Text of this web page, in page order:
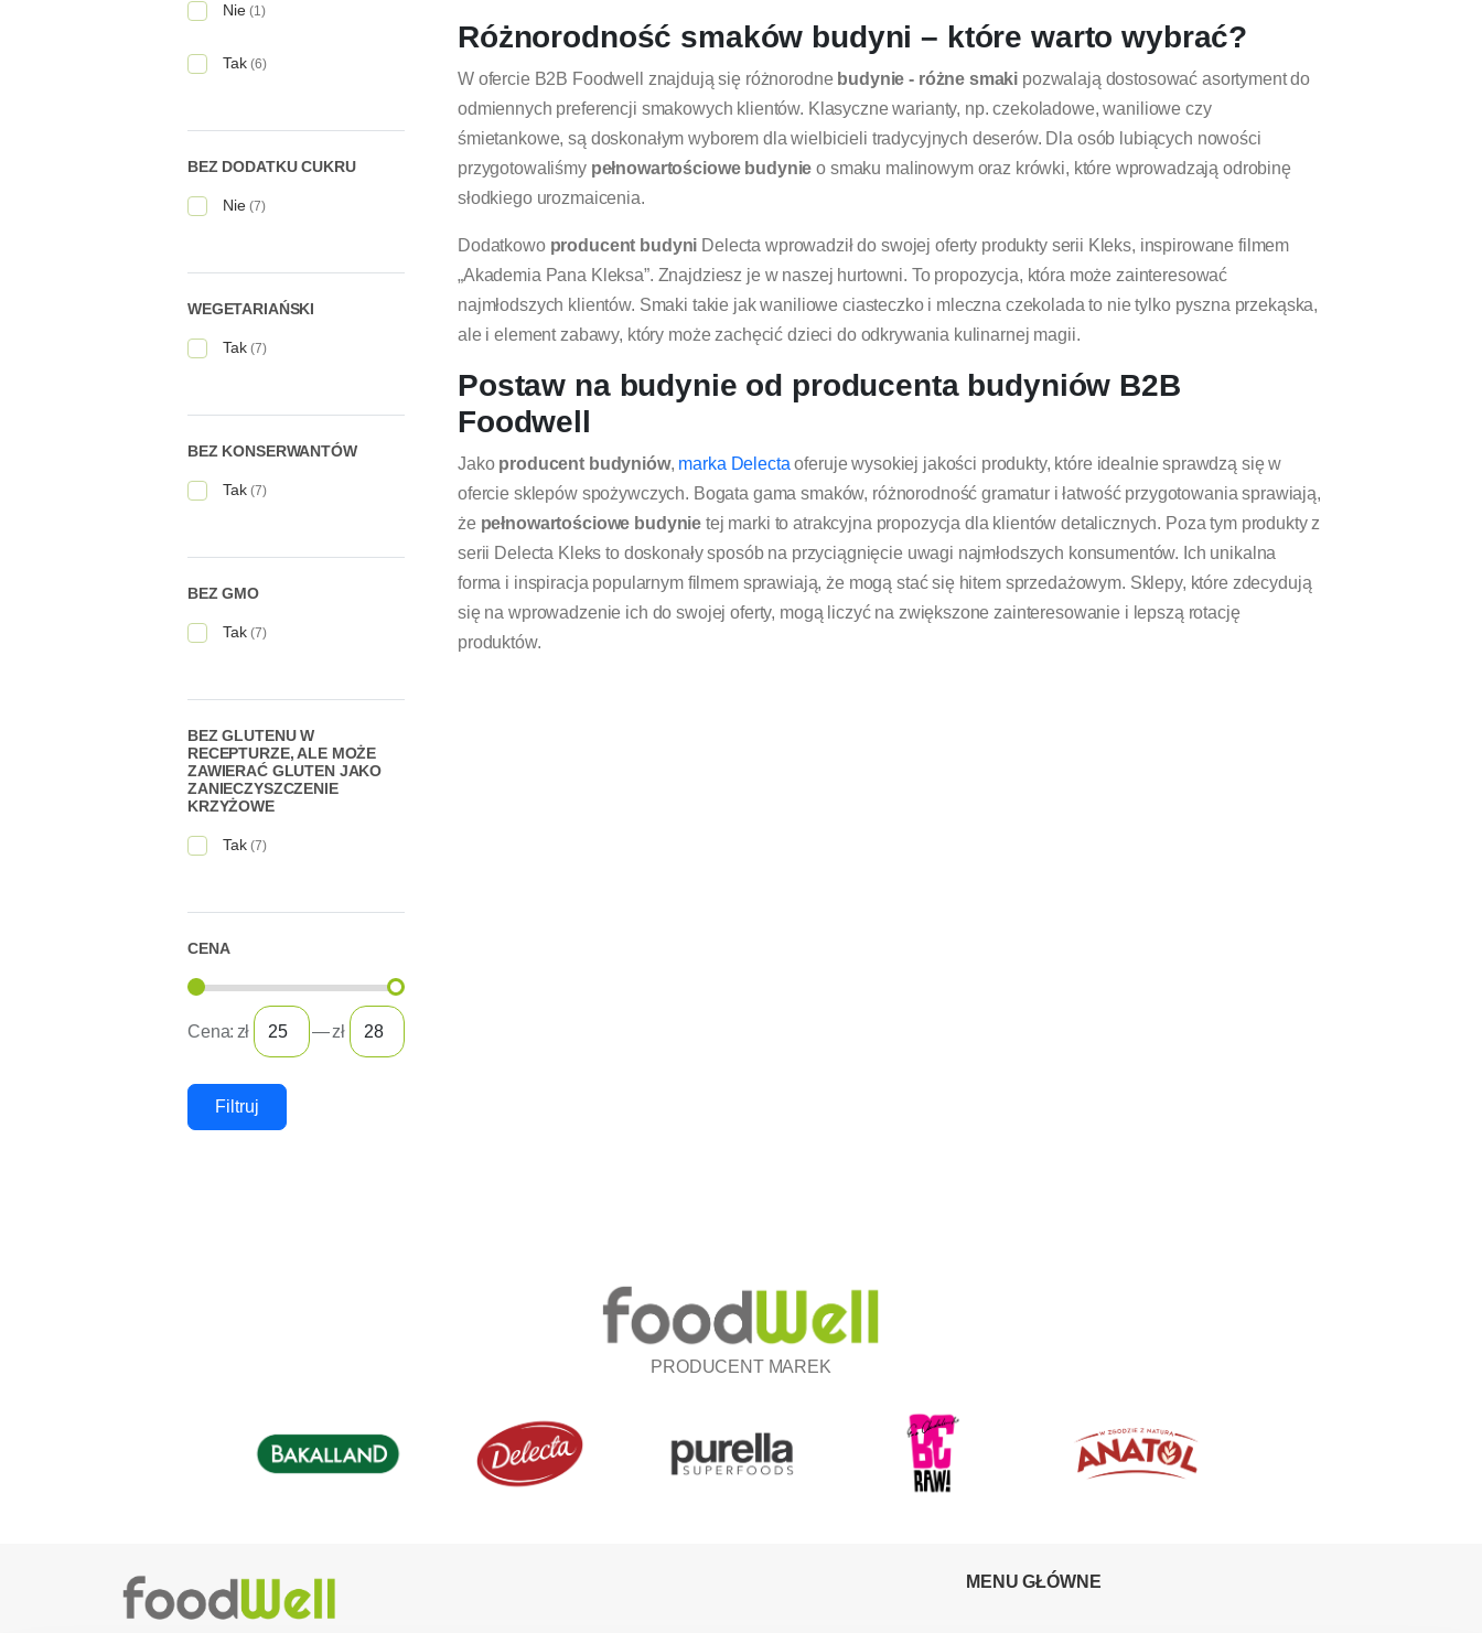
Nie(1)
Tak(6)
BEZ DODATKU CUKRU
Nie(7)
WEGETARIAŃSKI
Tak(7)
BEZ KONSERWANTÓW
Tak(7)
BEZ GMO
Tak(7)
BEZ GLUTENU W
RECEPTURZE, ALE MOŻE
ZAWIERAĆ GLUTEN JAKO
ZANIECZYSZCZENIE
KRZYŻOWE
Tak(7)
CENA
Cena: zł —zł
Filtruj
Różnorodność smaków budyni – które warto wybrać?
W ofercie B2B Foodwell znajdują się różnorodne budynie - różne smaki pozwalają dostosować asortyment do
odmiennych preferencji smakowych klientów. Klasyczne warianty, np. czekoladowe, waniliowe czy
śmietankowe, są doskonałym wyborem dla wielbicieli tradycyjnych deserów. Dla osób lubiących nowości
przygotowaliśmy pełnowartościowe budynieo smaku malinowym oraz krówki, które wprowadzają odrobinę
słodkiego urozmaicenia.
Dodatkowo producent budyni Delecta wprowadził do swojej oferty produkty serii Kleks, inspirowane filmem
„Akademia Pana Kleksa”. Znajdziesz je w naszej hurtowni. To propozycja, która może zainteresować
najmłodszych klientów. Smaki takie jak waniliowe ciasteczko i mleczna czekolada to nie tylko pyszna przekąska,
ale i element zabawy, który może zachęcić dzieci do odkrywania kulinarnej magii.
Postaw na budynie od producenta budyniów B2B
Foodwell
Jako producent budyniów, marka Delecta oferuje wysokiej jakości produkty, które idealnie sprawdzą się w
ofercie sklepów spożywczych. Bogata gama smaków, różnorodność gramatur i łatwość przygotowania sprawiają,
że pełnowartościowe budynie tej marki to atrakcyjna propozycja dla klientów detalicznych. Poza tym produkty z
serii Delecta Kleks to doskonały sposób na przyciągnięcie uwagi najmłodszych konsumentów. Ich unikalna
forma i inspiracja popularnym filmem sprawiają, że mogą stać się hitem sprzedażowym. Sklepy, które zdecydują
się na wprowadzenie ich do swojej oferty, mogą liczyć na zwiększone zainteresowanie i lepszą rotację
produktów.
PRODUCENT MAREK
MENU GŁÓWNE